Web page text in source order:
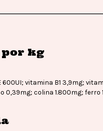
kg
600UI; vitamina B1 3,9mg;
colina 1.800mg;